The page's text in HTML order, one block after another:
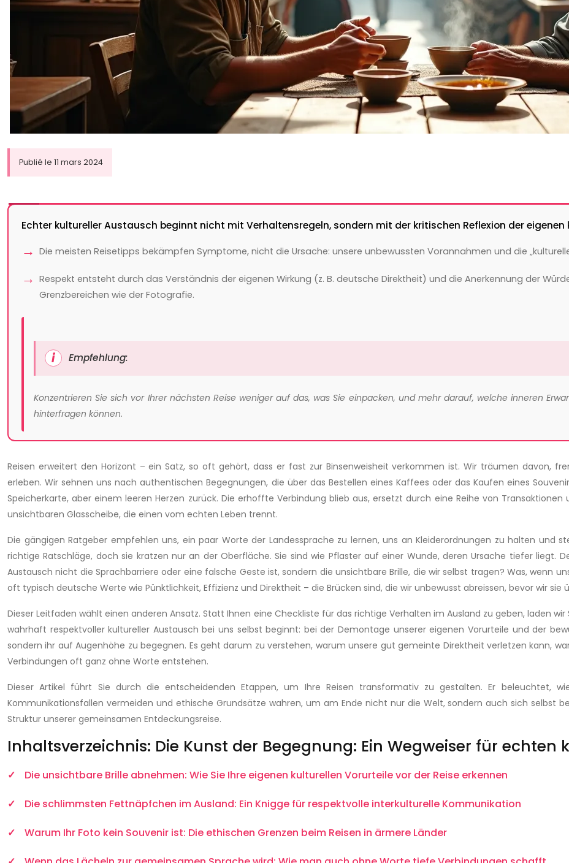
Publié le 11 mars 2024
Echter kultureller Austausch beginnt nicht mit Verhaltensregeln, sondern mit der kritischen Reflexion der eigenen
Die meisten Reisetipps bekämpfen Symptome, nicht die Ursache: unsere unbewussten Vorannahmen und die
Respekt entsteht durch das Verständnis der eigenen Wirkung (z. B. deutsche Direktheit) und die Anerkennung der
Grenzbereichen wie der Fotografie.
Empfehlung:
Konzentrieren Sie sich vor Ihrer nächsten Reise weniger auf das, was Sie einpacken, und mehr darauf, welche inneren
hinterfragen können.
Reisen erweitert den Horizont – ein Satz, so oft gehört, dass er fast zur Binsenweisheit verkommen ist. Wir träumen davon,
erleben. Wir sehnen uns nach authentischen Begegnungen, die über das Bestellen eines Kaffees oder das Kaufen eines
Speicherkarte, aber einem leeren Herzen zurück. Die erhoffte Verbindung blieb aus, ersetzt durch eine Reihe von
unsichtbaren Glasscheibe, die einen vom echten Leben trennt.
Die gängigen Ratgeber empfehlen uns, ein paar Worte der Landessprache zu lernen, uns an Kleiderordnungen zu halten und
richtige Ratschläge, doch sie kratzen nur an der Oberfläche. Sie sind wie Pflaster auf einer Wunde, deren Ursache tiefer liegt.
Austausch nicht die Sprachbarriere oder eine falsche Geste ist, sondern die unsichtbare Brille, die wir selbst tragen? Was, wenn
oft typisch deutsche Werte wie Pünktlichkeit, Effizienz und Direktheit – die Brücken sind, die wir unbewusst abreissen, bevor wir
Dieser Leitfaden wählt einen anderen Ansatz. Statt Ihnen eine Checkliste für das richtige Verhalten im Ausland zu geben, laden
wahrhaft respektvoller kultureller Austausch bei uns selbst beginnt: bei der Demontage unserer eigenen Vorurteile und der
sondern ihr auf Augenhöhe zu begegnen. Es geht darum zu verstehen, warum unsere gut gemeinte Direktheit verletzen kann,
Verbindungen oft ganz ohne Worte entstehen.
Dieser Artikel führt Sie durch die entscheidenden Etappen, um Ihre Reisen transformativ zu gestalten. Er beleuchtet,
Kommunikationsfallen vermeiden und ethische Grundsätze wahren, um am Ende nicht nur die Welt, sondern auch sich selbst
Struktur unserer gemeinsamen Entdeckungsreise.
Inhaltsverzeichnis: Die Kunst der Begegnung: Ein Wegweiser für
Die unsichtbare Brille abnehmen: Wie Sie Ihre eigenen kulturellen Vorurteile vor der Reise erkennen
Die schlimmsten Fettnäpfchen im Ausland: Ein Knigge für respektvolle interkulturelle Kommunikation
Warum Ihr Foto kein Souvenir ist: Die ethischen Grenzen beim Reisen in ärmere Länder